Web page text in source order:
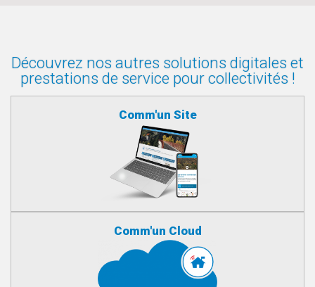
Découvrez nos autres solutions digitales et
prestations de service pour collectivités !
Comm'un Site
Comm'un Cloud